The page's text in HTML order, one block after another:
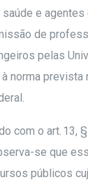
e agentes
de
pelas
norma prevista
com o art. 13, §
se que
públicos